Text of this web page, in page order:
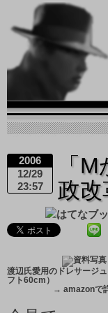
2006
12/29
23:57
「
政
渡辺氏愛用のドレサージ
フト60cm）
→ amazonで